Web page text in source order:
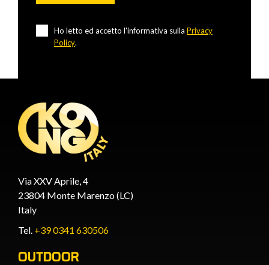
Ho letto ed accetto l'informativa sulla Privacy
Policy.
Via XXV Aprile, 4
23804 Monte Marenzo (LC)
Italy
Tel. +39 0341 630506
OUTDOOR